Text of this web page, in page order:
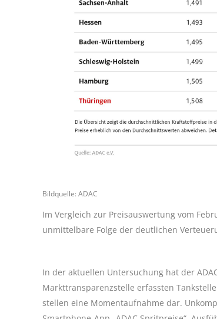
Bildquelle: ADAC
Im Vergleich zur Preisauswertung vom
unmittelbare Folge der deutlichen
In der aktuellen Untersuchung hat der
Markttransparenzstelle erfassten
stellen eine Momentaufnahme dar.